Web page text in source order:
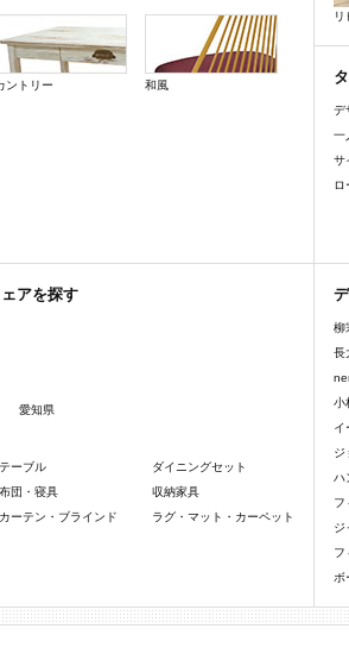
ントリー 和風
リ
デ
一
サ
ロ
アを探す
愛知県
テーブル
ダイニングセット
布団・寝具
収納家具
カーテン・ブラインド
ラグ・マット・カーペット
柳
長
小
イ
ジ
ハ
フ
ジ
フ
ボ